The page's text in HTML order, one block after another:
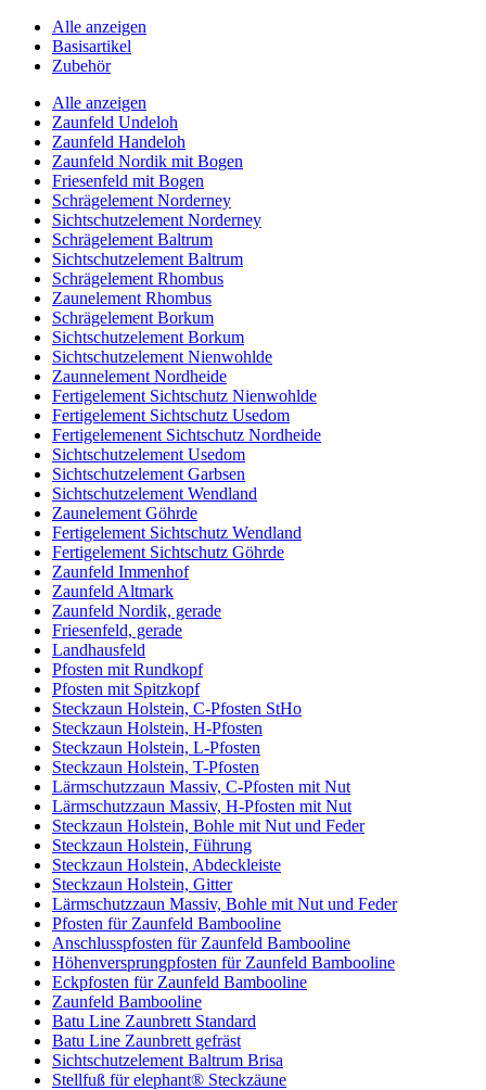
Alle anzeigen
Basisartikel
Zubehör
Alle anzeigen
Zaunfeld Undeloh
Zaunfeld Handeloh
Zaunfeld Nordik mit Bogen
Friesenfeld mit Bogen
Schrägelement Norderney
Sichtschutzelement Norderney
Schrägelement Baltrum
Sichtschutzelement Baltrum
Schrägelement Rhombus
Zaunelement Rhombus
Schrägelement Borkum
Sichtschutzelement Borkum
Sichtschutzelement Nienwohlde
Zaunnelement Nordheide
Fertigelement Sichtschutz Nienwohlde
Fertigelement Sichtschutz Usedom
Fertigelemenent Sichtschutz Nordheide
Sichtschutzelement Usedom
Sichtschutzelement Garbsen
Sichtschutzelement Wendland
Zaunelement Göhrde
Fertigelement Sichtschutz Wendland
Fertigelement Sichtschutz Göhrde
Zaunfeld Immenhof
Zaunfeld Altmark
Zaunfeld Nordik, gerade
Friesenfeld, gerade
Landhausfeld
Pfosten mit Rundkopf
Pfosten mit Spitzkopf
Steckzaun Holstein, C-Pfosten StHo
Steckzaun Holstein, H-Pfosten
Steckzaun Holstein, L-Pfosten
Steckzaun Holstein, T-Pfosten
Lärmschutzzaun Massiv, C-Pfosten mit Nut
Lärmschutzzaun Massiv, H-Pfosten mit Nut
Steckzaun Holstein, Bohle mit Nut und Feder
Steckzaun Holstein, Führung
Steckzaun Holstein, Abdeckleiste
Steckzaun Holstein, Gitter
Lärmschutzzaun Massiv, Bohle mit Nut und Feder
Pfosten für Zaunfeld Bambooline
Anschlusspfosten für Zaunfeld Bambooline
Höhenversprungpfosten für Zaunfeld Bambooline
Eckpfosten für Zaunfeld Bambooline
Zaunfeld Bambooline
Batu Line Zaunbrett Standard
Batu Line Zaunbrett gefräst
Sichtschutzelement Baltrum Brisa
Stellfuß für elephant® Steckzäune